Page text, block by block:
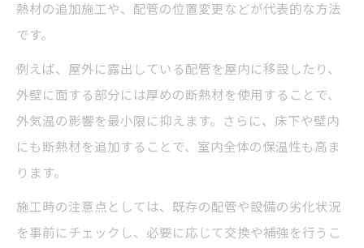
リフォーム専門業者による一貫サポートの
給湯器と水回り設備の連携でトラブルを防
ぐコツ
岐阜市の冬を快適にする給湯器選定法
水回りリフォームで寒さに強い給湯器へ
冬場の快適さを高める水回りリフォームの
工夫
熱材の追加施工や、配管の位置変更などが代表的な方法
です。
例えば、屋外に露出している配管を屋内に移設したり、
外壁に面する部分には厚めの断熱材を使用することで、
外気温の影響を最小限に抑えます。さらに、床下や壁内
にも断熱材を追加することで、室内全体の保温性も高ま
ります。
施工時の注意点としては、既存の配管や設備の劣化状況
を事前にチェックし、必要に応じて交換や補強を行うこ